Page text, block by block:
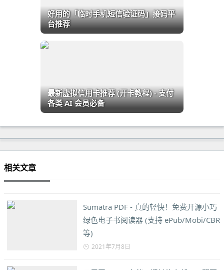
好用的「临时手机短信验证码」接码平
台推荐
最新虚拟信用卡推荐 (开卡教程) - 支付
各类 AI 会员必备
相关文章
Sumatra PDF - 真的轻快！免费开源小巧
绿色电子书阅读器 (支持 ePub/Mobi/CBR
等)
2021年7月8日